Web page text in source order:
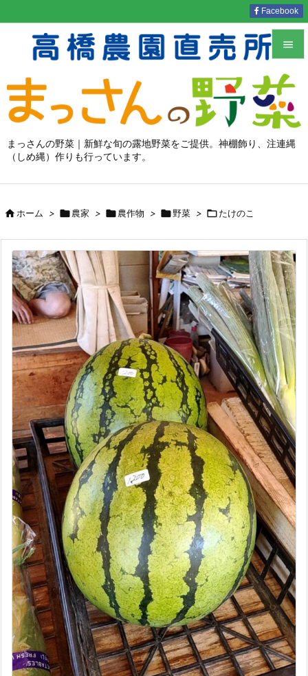
まっさんの野菜｜新鮮な旬の露地野菜をご提供。神棚飾り、注連縄
（しめ縄）作りも行っています。


メニュ

サイド

Facebook
ホーム > 農家 > 農作物 > 野菜 > たけのこ